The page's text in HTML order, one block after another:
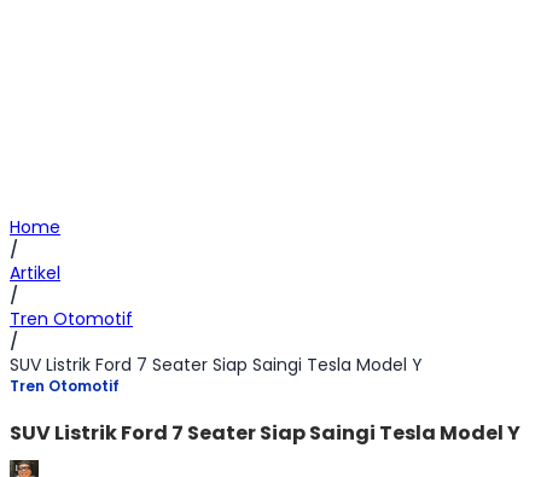
Home
/
Artikel
/
Tren Otomotif
/
SUV Listrik Ford 7 Seater Siap Saingi Tesla Model Y
Tren Otomotif
SUV Listrik Ford 7 Seater Siap Saingi Tesla Model Y